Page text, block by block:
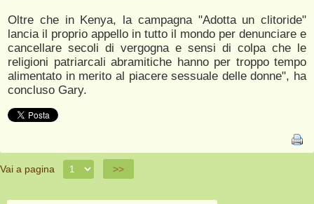
Oltre che in Kenya, la campagna "Adotta un clitoride"
lancia il proprio appello in tutto il mondo per denunciare e
cancellare secoli di vergogna e sensi di colpa che le
religioni patriarcali abramitiche hanno per troppo tempo
alimentato in merito al piacere sessuale delle donne", ha
concluso Gary.
Vai a pagina >>